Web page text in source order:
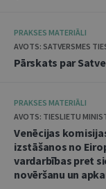
PRAKSES MATERIĀLI
AVOTS: SATVERSMES
Pārskats par
PRAKSES MATERIĀLI
AVOTS: TIESLIETU
Venēcijas
izstāšanos no
vardarbības pret
novēršanu un